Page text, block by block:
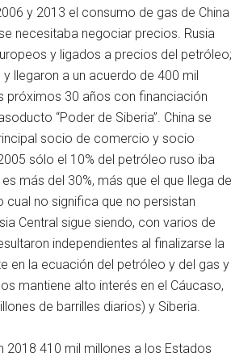
y 2013 el consumo de gas de China
necesitaba negociar precios. Rusia
y ligados a precios del petróleo;
llegaron a un acuerdo de 400 mil
próximos 30 años con financiación
“Poder de Siberia”. China se
socio de comercio y socio
sólo el 10% del petróleo ruso iba
más del 30%, más que el que llega de
cual no significa que no persistan
Central sigue siendo, con varios de
independientes al finalizarse la
en la ecuación del petróleo y del gas y
mantiene alto interés en el Cáucaso,
de barrilles diarios) y Siberia.
2018 410 mil millones a los Estados